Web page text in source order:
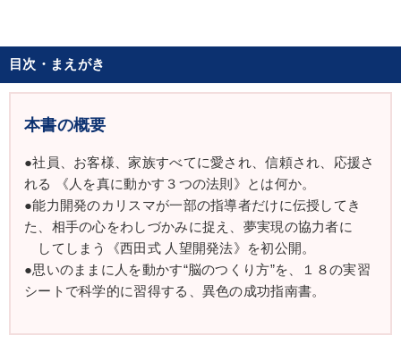
から説き明かし、科学的に身につける独自のプログ
ラムで、多くの経営者を成功に導いている。
協会主催の「経営脳力全開塾」では、爆発的に業績
するほどの人気を博している。
また、２００８年北京五輪では日本女子ソフト
ボールチームのメンタル指導を担当、チームは驚異
的な組織力を発揮し、見事金メダルを獲得した。
そもそも、氏が科学的なメンタルトレーニングの
研究を始めたきっかけは、1970年代、旧ソ連や東欧
目次・まえがき
本書の概要
●社員、お客様、家族すべてに愛され、信頼され、応援さ
れる 《人を真に動かす３つの法則》とは何か。
●能力開発のカリスマが一部の指導者だけに伝授してき
た、相手の心をわしづかみに捉え、夢実現の協力者に
してしまう《西田式 人望開発法》を初公開。
●思いのままに人を動かす“脳のつくり方”を、１８の実習
シートで科学的に習得する、異色の成功指南書。